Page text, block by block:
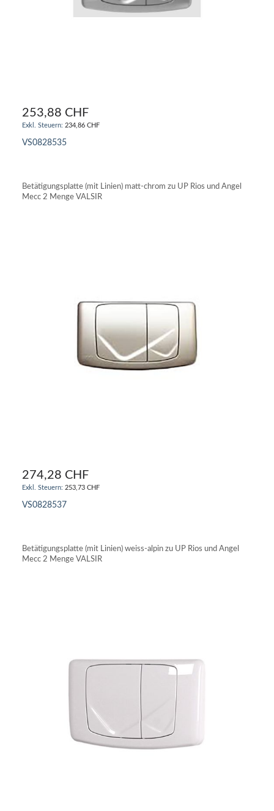
253,88 CHF
234,86 CHF
VS0828535
Betätigungsplatte (mit Linien) matt-chrom zu UP Rios und Angel
Mecc 2 Menge VALSIR
274,28 CHF
253,73 CHF
VS0828537
Betätigungsplatte (mit Linien) weiss-alpin zu UP Rios und Angel
Mecc 2 Menge VALSIR